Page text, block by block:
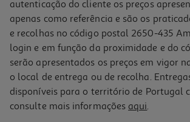
-10%
Livro Vamos! - Fichas De Avaliação - 1.º Ano
autenticação do cliente os preços
apenas como referência e são os
e recolhas no código postal 2650-435
login e em função da proximidade e do
serão apresentados os preços em vigor
o local de entrega ou de recolha.
disponíveis para o território de Portugal
consulte mais informações aqui.